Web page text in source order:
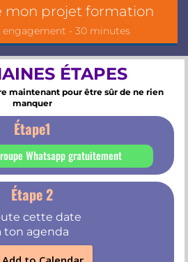
mon projet formation
engagement - 30 minutes
ÉTAPES
maintenant pour être sûr de ne rien
manquer
Étape1
Whatsapp gratuitement
Étape 2
cette date
ton agenda